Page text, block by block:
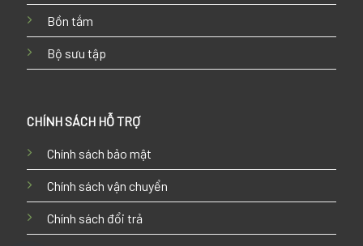
Bồn tắm
Bộ sưu tập
CHÍNH SÁCH HỖ TRỢ
Chính sách bảo mật
Chính sách vận chuyển
Chính sách đổi trả